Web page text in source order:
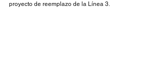
proyecto de reemplazo de la Línea 3.